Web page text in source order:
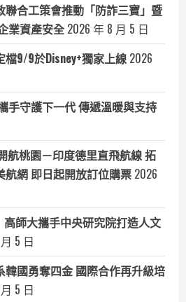
聯合工策會推動「防詐三寶」暨
業資產安全 2026 年 8 月 5 日
檔9/9於Disney+獨家上線 2026
手守護下一代 傳遞溫暖與支持
航桃園－印度德里直飛航線 拓
航網 即日起開放訂位購票 2026
師大攜手中央研究院打造人文
5 日
韓國勇奪四金 國際合作再升級培
5 日